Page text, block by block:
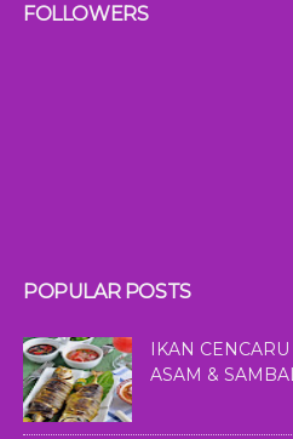
FOLLOWERS
POPULAR POSTS
IKAN
ASAM &